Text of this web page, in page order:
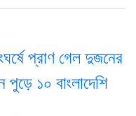
প্রাণ গেল দুজনের
১০ বাংলাদেশি